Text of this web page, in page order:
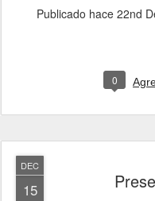
Publicado hace 22nd
0
DEC
15